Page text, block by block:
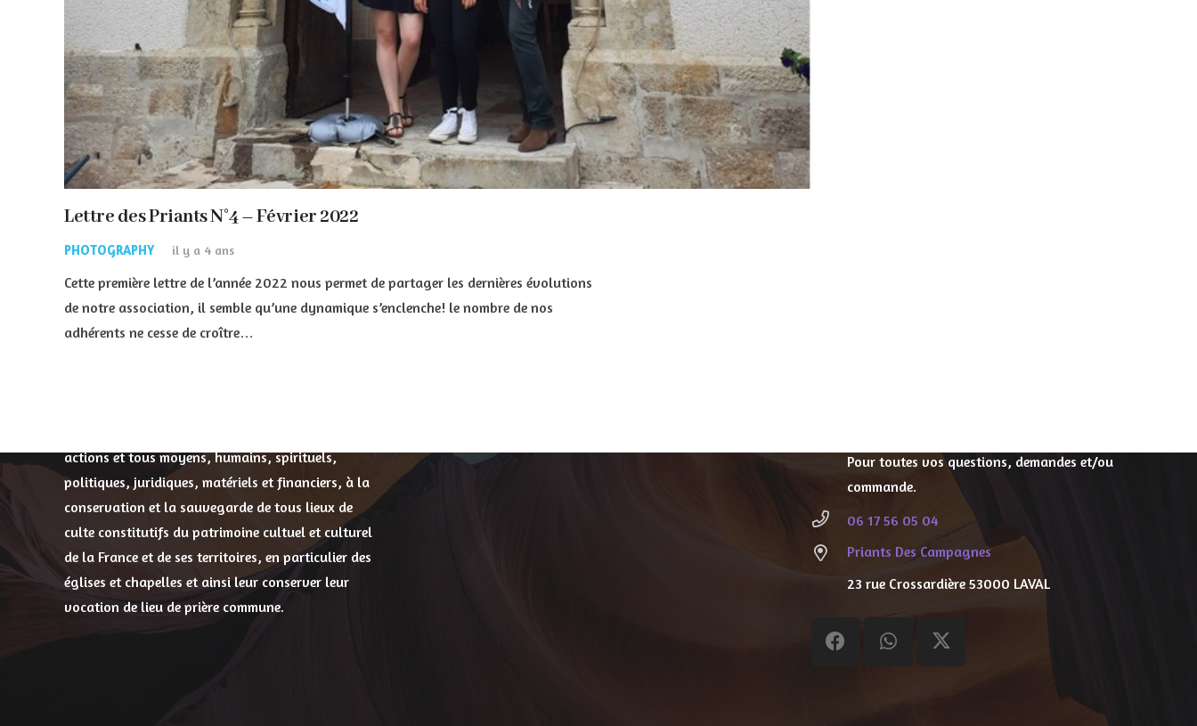
Lettre des Priants N°4 – Février 2022
PHOTOGRAPHY il y a 4 ans
Cette première lettre de l’année 2022 nous permet de partager les dernières évolutions
de notre association, il semble qu’une dynamique s’enclenche! le nombre de nos
adhérents ne cesse de croître…
actions et tous moyens, humains, spirituels,
politiques, juridiques, matériels et financiers, à la
conservation et la sauvegarde de tous lieux de
culte constitutifs du patrimoine cultuel et culturel
de la France et de ses territoires, en particulier des
églises et chapelles et ainsi leur conserver leur
vocation de lieu de prière commune.
Pour toutes vos questions, demandes et/ou
commande.
06 17 56 05 04
Priants Des Campagnes
23 rue Crossardière 53000 LAVAL